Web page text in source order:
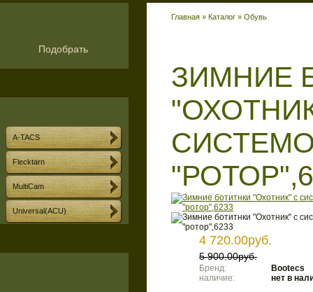
Подобрать
A-TACS
Flecktarn
MultiCam
Universal(ACU)
Главная » Каталог » Обувь
ЗИМНИЕ
4 720.00руб.
5 900.00руб.
Бренд:
Bootecs
наличие:
нет в